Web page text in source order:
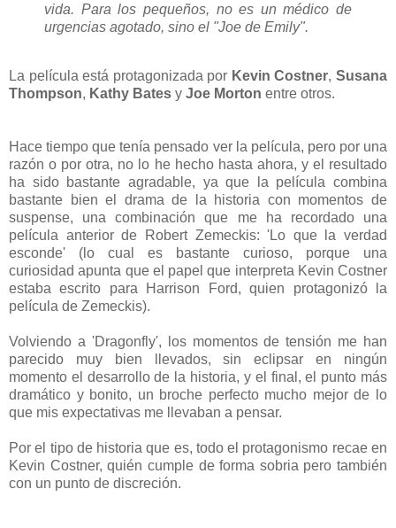
vida. Para los pequeños, no es un médico de
urgencias agotado, sino el "Joe de Emily".
La película está protagonizada por Kevin Costner,Susana
Thompson, Kathy Bates y Joe Morton entre otros.
Hace tiempo que tenía pensado ver la película, pero por una
razón o por otra, no lo he hecho hasta ahora, y el resultado
ha sido bastante agradable, ya que la película combina
bastante bien el drama de la historia con momentos de
suspense, una combinación que me ha recordado una
película anterior de Robert Zemeckis: 'Lo que la verdad
esconde' (lo cual es bastante curioso, porque una
curiosidad apunta que el papel que interpreta Kevin Costner
estaba escrito para Harrison Ford, quien protagonizó la
película de Zemeckis).
Volviendo a 'Dragonfly', los momentos de tensión me han
parecido muy bien llevados, sin eclipsar en ningún
momento el desarrollo de la historia, y el final, el punto más
dramático y bonito, un broche perfecto mucho mejor de lo
que mis expectativas me llevaban a pensar.
Por el tipo de historia que es, todo el protagonismo recae en
Kevin Costner, quién cumple de forma sobria pero también
con un punto de discreción.